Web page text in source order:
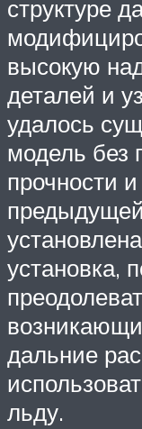
структуре
высокую
деталей и
удалось
модель без
прочности
установка,
дальние
льду.